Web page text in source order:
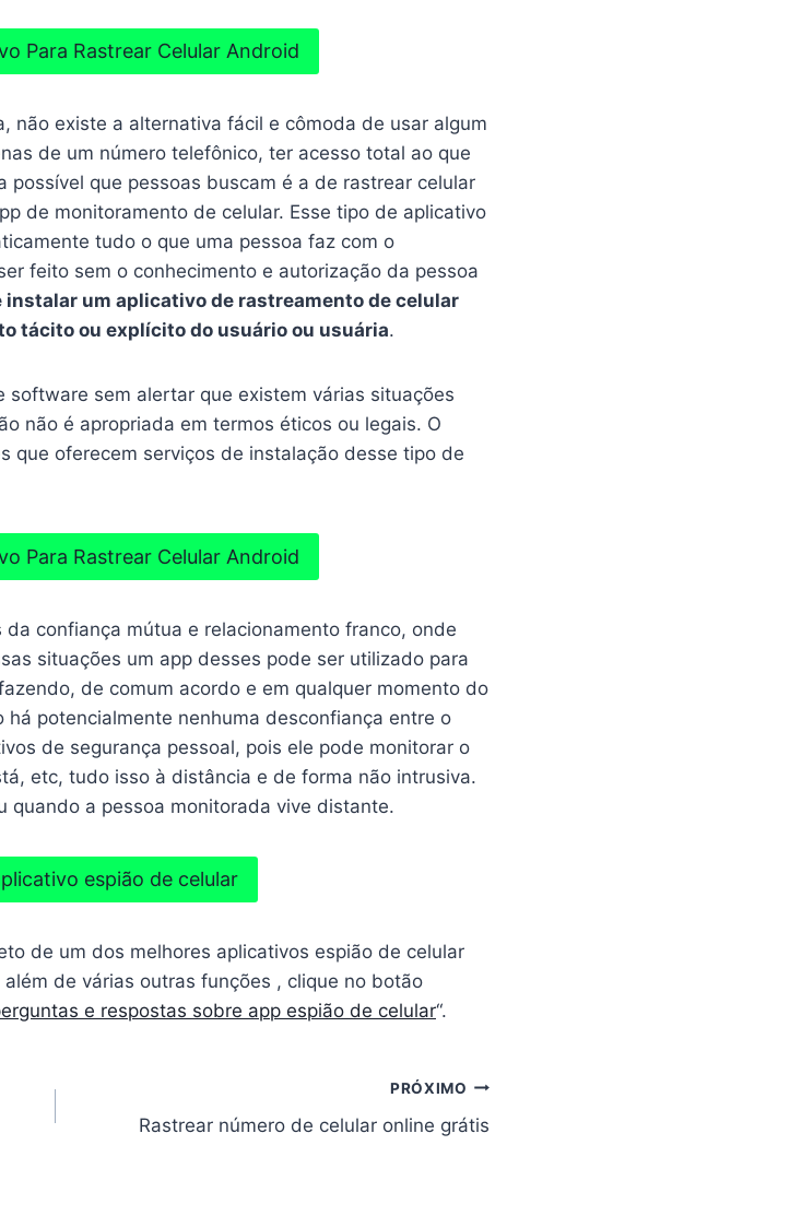
Para Rastrear Celular Android
não existe a alternativa fácil e cômoda de usar algum
de um número telefônico, ter acesso total ao que
possível que pessoas buscam é a de rastrear celular
de monitoramento de celular. Esse tipo de aplicativo
tudo o que uma pessoa faz com o
feito sem o conhecimento e autorização da pessoa
instalar um aplicativo de rastreamento de celular
tácito ou explícito do usuário ou usuária.
sem alertar que existem várias situações
não é apropriada em termos éticos ou legais. O
que oferecem serviços de instalação desse tipo de
Para Rastrear Celular Android
confiança mútua e relacionamento franco, onde
situações um app desses pode ser utilizado para
de comum acordo e em qualquer momento do
potencialmente nenhuma desconfiança entre o
de segurança pessoal, pois ele pode monitorar o
etc, tudo isso à distância e de forma não intrusiva.
quando a pessoa monitorada vive distante.
espião de celular
de um dos melhores aplicativos espião de celular
de várias outras funções , clique no botão
e respostas sobre app espião de celular“.
PRÓXIMO
Rastrear número de celular online grátis